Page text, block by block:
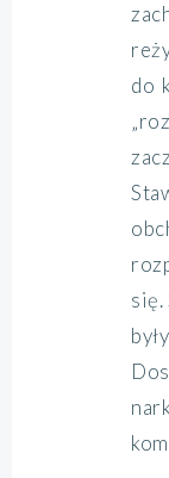
do
się.